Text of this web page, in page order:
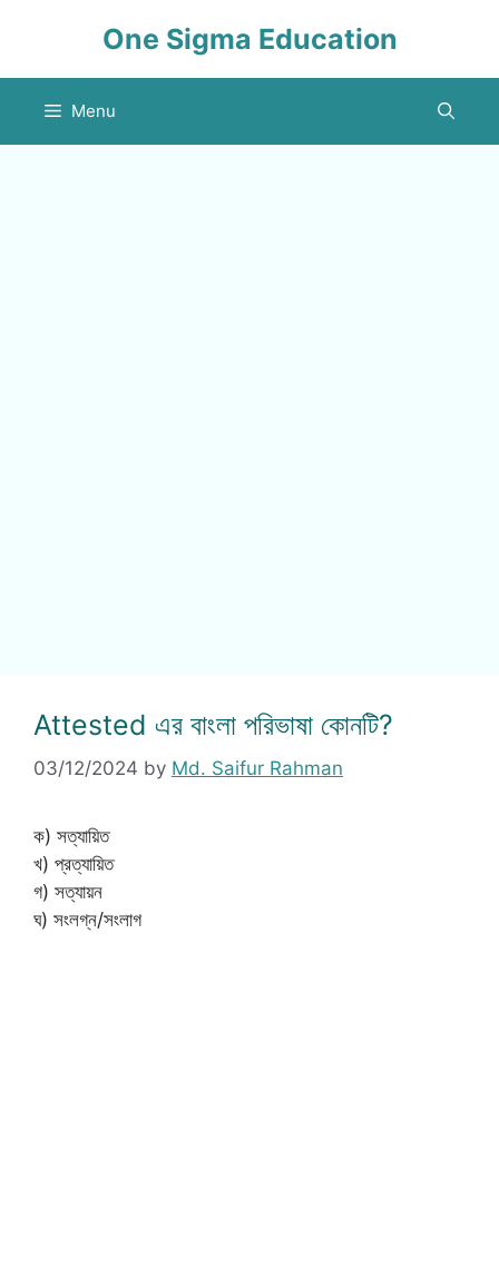
One Sigma Education
Menu
Attested এর বাংলা পরিভাষা কোনটি?
03/12/2024 by Md. Saifur Rahman
ক) সত্যায়িত
খ) প্রত্যায়িত
গ) সত্যায়ন
ঘ) সংলগ্ন/সংলাগ